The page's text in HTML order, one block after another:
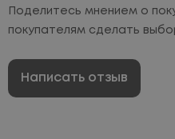
Поделитесь мнением о
покупателям сделать
Написать отзыв